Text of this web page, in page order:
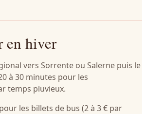
en hiver
vers Sorrente ou Salerne puis le
à 30 minutes pour les
temps pluvieux.
les billets de bus (2 à 3 € par